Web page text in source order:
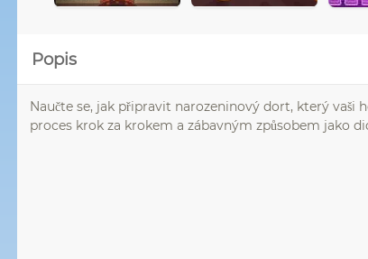
Popis
Naučte se, jak připravit narozeninový dort, který vaši
proces krok za krokem a zábavným způsobem jako